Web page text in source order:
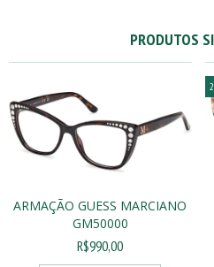
PRODUTOS
ARMAÇÃO GUESS MARCIANO
GM50000
R$990,00